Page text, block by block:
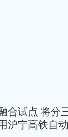
合试点 将分
沪宁高铁自